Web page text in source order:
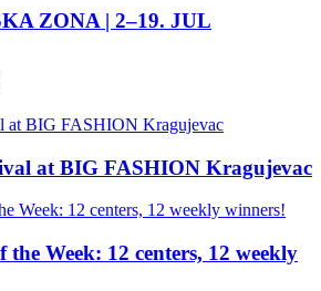
ZONA | 2–19. JUL
at BIG FASHION Kragujevac
Week: 12 centers, 12 weekly